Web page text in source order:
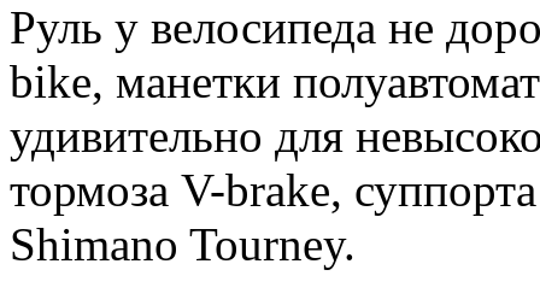
Руль у велосипеда не
bike, манетки
удивительно для
тормоза V-brake,
Shimano Tourney.